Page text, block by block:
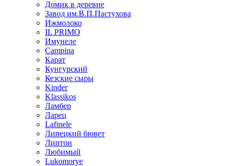
Домик в деревне
Завод им.В.П.Пастухова
Ижмолоко
IL PRIMO
Имунеле
Campina
Карат
Кунгурский
Кезские сыры
Kinder
Klassikos
Ламбер
Ларец
Lafinele
Липецкий бювет
Липтон
Любимый
Lukomorye